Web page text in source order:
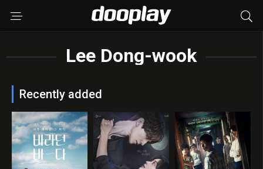
Lee Dong-wook
Recently added